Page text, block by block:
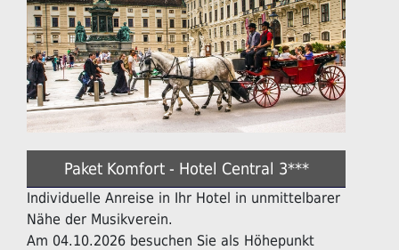
Paket Komfort - Hotel Central 3***
Individuelle Anreise in Ihr Hotel in unmittelbarer
Nähe der Musikverein.
Am 04.10.2026 besuchen Sie als Höhepunkt